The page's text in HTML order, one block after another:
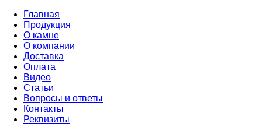
Главная
Продукция
О камне
О компании
Доставка
Оплата
Видео
Статьи
Вопросы и ответы
Контакты
Реквизиты